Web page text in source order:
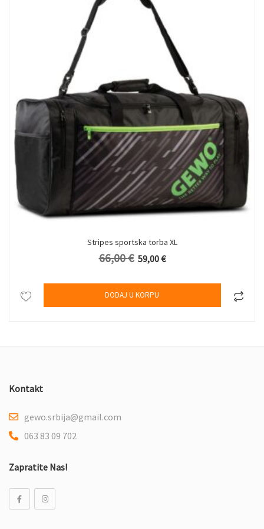
Stripes sportska torba XL
66,00€ Originalna cena je bila: 66,00 €.
59,00€Trenutna cena je: 59,00 €.
DODAJ U KORPU
Kontakt
gewo.srbija@gmail.com
063 83 09 702
Zapratite Nas!